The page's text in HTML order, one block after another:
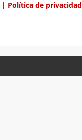
| Política de privacidad